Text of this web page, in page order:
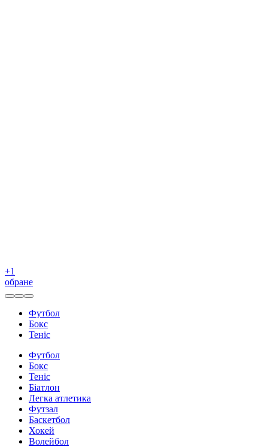
+1
обране
Футбол
Бокс
Теніс
Футбол
Бокс
Теніс
Біатлон
Легка атлетика
Футзал
Баскетбол
Хокей
Волейбол